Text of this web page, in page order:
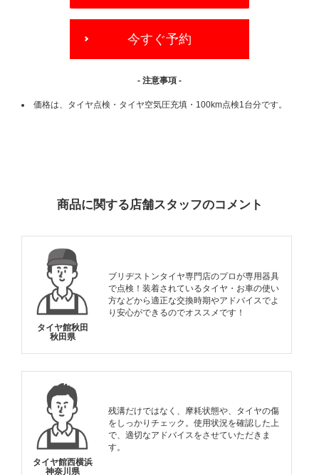
OPTIONS
今すぐ予約
- 注意事項 -
価格は、タイヤ点検・タイヤ空気圧充填・100km点検1台分です。
商品に関する店舗スタッフのコメント
タイヤ館秋田
秋田県
ブリヂストンタイヤ専門店のプロが専用器具
で点検！装着されているタイヤ・お車の使い
方などから適正な交換時期やアドバイスでよ
り安心ができるのでオススメです！
タイヤ館西横浜
神奈川県
残溝だけではなく、摩耗状態や、タイヤの傷
をしっかりチェック。使用状況を確認した上
で、適切なアドバイスをさせていただきま
す。